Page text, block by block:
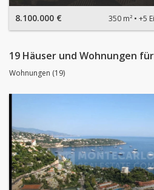
8.100.000 € 350 m² +5
19 Häuser und Wohnungen
Wohnungen (19)